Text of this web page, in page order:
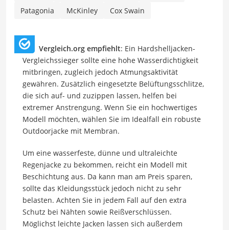
Patagonia
McKinley Cox Swain
Vergleich.org empfiehlt: Ein Hardshelljacken-
Vergleichssieger sollte eine hohe Wasserdichtigkeit
mitbringen, zugleich jedoch Atmungsaktivität
gewähren. Zusätzlich eingesetzte Belüftungsschlitze,
die sich auf- und zuzippen lassen, helfen bei
extremer Anstrengung. Wenn Sie ein hochwertiges
Modell möchten, wählen Sie im Idealfall ein robuste
Outdoorjacke mit Membran.
Um eine wasserfeste, dünne und ultraleichte
Regenjacke zu bekommen, reicht ein Modell mit
Beschichtung aus. Da kann man am Preis sparen,
sollte das Kleidungsstück jedoch nicht zu sehr
belasten. Achten Sie in jedem Fall auf den extra
Schutz bei Nähten sowie Reißverschlüssen.
Möglichst leichte Jacken lassen sich außerdem